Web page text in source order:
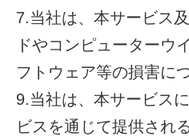
7.当社は、本サービス
ドやコンピューターウ
フトウェア等の損害に
9.当社は、本サービス
ビスを通じて提供され